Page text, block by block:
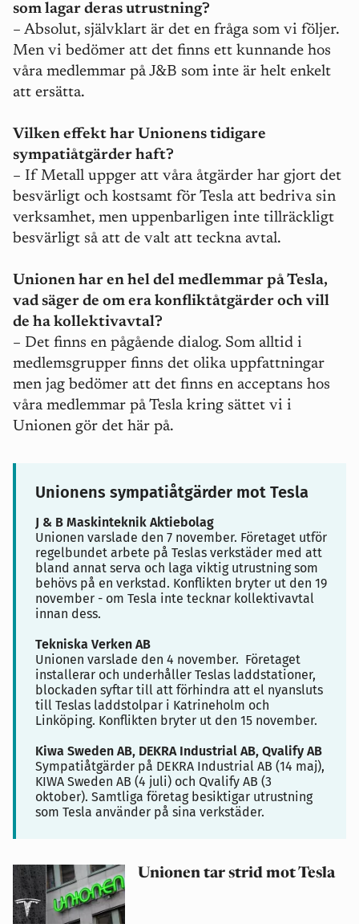
som lagar deras utrustning?
– Absolut, självklart är det en fråga som vi följer.
Men vi bedömer att det finns ett kunnande hos
våra medlemmar på J&B som inte är helt enkelt
att ersätta.
Vilken effekt har Unionens tidigare
sympatiåtgärder haft?
– If Metall uppger att våra åtgärder har gjort det
besvärligt och kostsamt för Tesla att bedriva sin
verksamhet, men uppenbarligen inte tillräckligt
besvärligt så att de valt att teckna avtal.
Unionen har en hel del medlemmar på Tesla,
vad säger de om era konfliktåtgärder och vill
de ha kollektivavtal?
– Det finns en pågående dialog. Som alltid i
medlemsgrupper finns det olika uppfattningar
men jag bedömer att det finns en acceptans hos
våra medlemmar på Tesla kring sättet vi i
Unionen gör det här på.
Unionens sympatiåtgärder mot Tesla
J & B Maskinteknik Aktiebolag
Unionen varslade den 7 november. Företaget utför
regelbundet arbete på Teslas verkstäder med att
bland annat serva och laga viktig utrustning som
behövs på en verkstad. Konflikten bryter ut den 19
november - om Tesla inte tecknar kollektivavtal
innan dess.
Tekniska Verken AB
Unionen varslade den 4 november. Företaget
installerar och underhåller Teslas laddstationer,
blockaden syftar till att förhindra att el nyansluts
till Teslas laddstolpar i Katrineholm och
Linköping. Konflikten bryter ut den 15 november.
Kiwa Sweden AB, DEKRA Industrial AB, Qvalify AB
Sympatiåtgärder på DEKRA Industrial AB (14 maj),
KIWA Sweden AB (4 juli) och Qvalify AB (3
oktober). Samtliga företag besiktigar utrustning
som Tesla använder på sina verkstäder.
Unionen tar strid mot Tesla